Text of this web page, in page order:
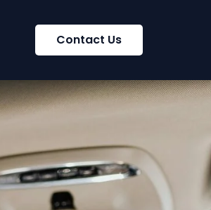
Contact Us